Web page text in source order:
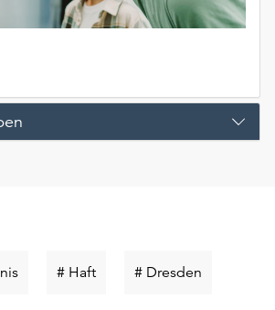
Schlüsselwort
# HaftSchlüsselwort
# Dresden